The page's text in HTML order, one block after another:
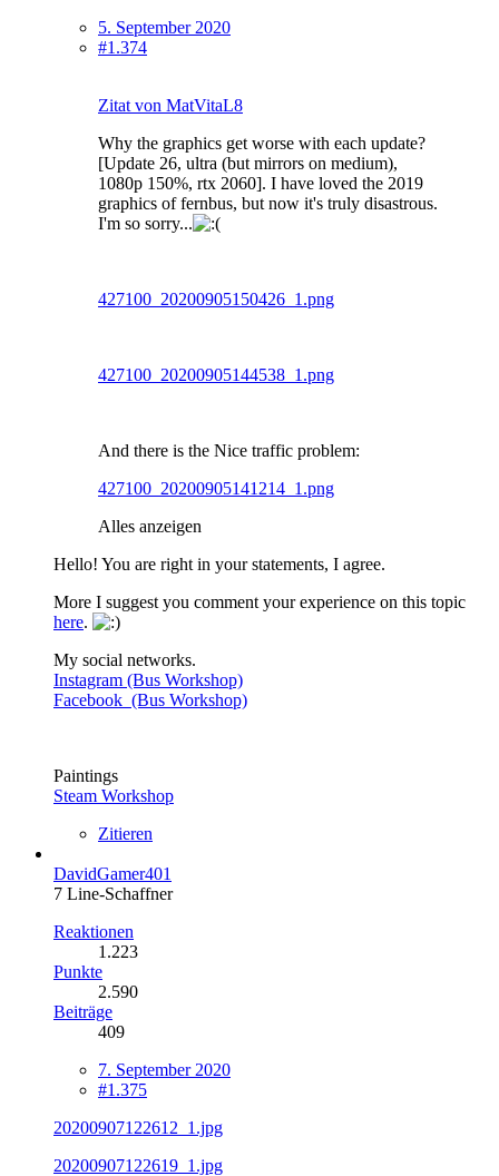
5. September 2020
#1.374
Zitat von MatVitaL8
Why the graphics get worse with each update?
[Update 26, ultra (but mirrors on medium),
1080p 150%, rtx 2060]. I have loved the 2019
graphics of fernbus, but now it's truly disastrous.
I'm so sorry...
427100_20200905150426_1.png
427100_20200905144538_1.png
And there is the Nice traffic problem:
427100_20200905141214_1.png
Alles anzeigen
Hello! You are right in your statements, I agree.
More I suggest you comment your experience on this topic
here.
My social networks.
Instagram (Bus Workshop)
Facebook (Bus Workshop)
Paintings
Steam Workshop
Zitieren
DavidGamer401
7 Line-Schaffner
Reaktionen
1.223
Punkte
2.590
Beiträge
409
7. September 2020
#1.375
20200907122612_1.jpg
20200907122619_1.jpg